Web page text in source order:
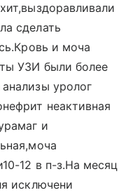
сделать
и моча
УЗИ были более
уролог
неактивная
и
12 в п-з.На месяц
исключени